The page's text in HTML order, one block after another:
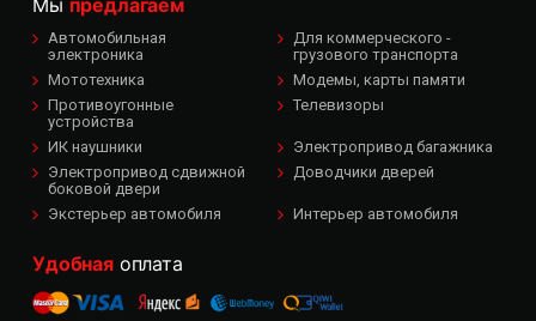
Мы предлагаем
Автомобильная
электроника
Для коммерческого -
грузового транспорта
Мототехника
Модемы, карты памяти
Противоугонные
устройства
Телевизоры
ИК наушники
Электропривод багажника
Электропривод сдвижной
боковой двери
Доводчики дверей
Экстерьер автомобиля Интерьер автомобиля
Удобнаяоплата